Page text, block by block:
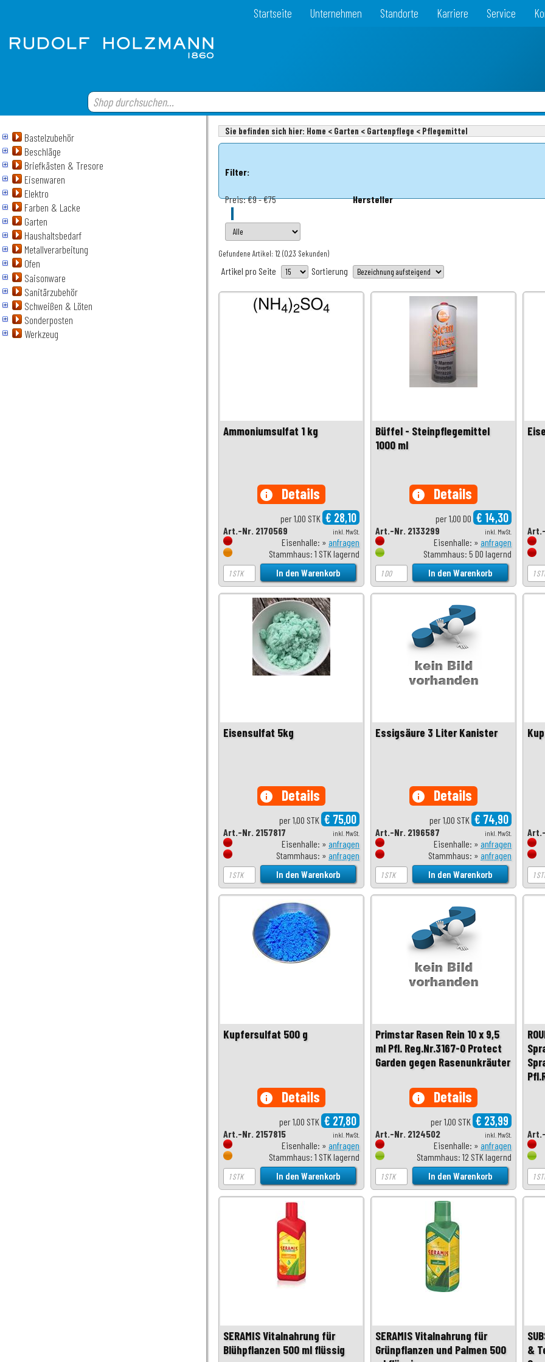
Startseite Unternehmen Standorte Karriere Service
Bastelzubehör
Beschläge
Briefkästen & Tresore
Eisenwaren
Elektro
Farben & Lacke
Garten
Haushaltsbedarf
Metallverarbeitung
Ofen
Saisonware
Sanitärzubehör
Schweißen & Löten
Sonderposten
Werkzeug
Sie befinden sich hier: Home < Garten < Gartenpflege < Pflegemittel
Filter:
Preis:€9 - €75 Hersteller
Gefundene Artikel: 12(0,23 Sekunden)
Artikel pro Seite Sortierung
Ammoniumsulfat 1 kg
info Details
per 1,00 STK € 28,10
inkl. MwSt.
Art.-Nr. 2170569
Eisenhalle: » anfragen
Stammhaus: 1 STK lagernd
Büffel - Steinpflegemittel
1000 ml
info Details
per 1,00 DO € 14,30
inkl. MwSt.
Art.-Nr. 2133299
Eisenhalle: » anfragen
Stammhaus: 5 DO lagernd
Eisensulfat 5kg
info Details
per 1,00 STK € 75,00
inkl. MwSt.
Art.-Nr. 2157817
Eisenhalle: » anfragen
Stammhaus: » anfragen
Essigsäure 3 Liter Kanister
info Details
per 1,00 STK € 74,90
inkl. MwSt.
Art.-Nr. 2196587
Eisenhalle: » anfragen
Stammhaus: » anfragen
Kupfersulfat 500 g
info Details
per 1,00 STK € 27,80
inkl. MwSt.
Art.-Nr. 2157815
Eisenhalle: » anfragen
Stammhaus: 1 STK lagernd
Primstar Rasen Rein 10 x 9,5
ml Pfl. Reg.Nr.3167-0 Protect
Garden gegen Rasenunkräuter
info Details
per 1,00 STK € 23,99
inkl. MwSt.
Art.-Nr. 2124502
Eisenhalle: » anfragen
Stammhaus: 12 STK lagernd
SERAMIS Vitalnahrung für
Blühpflanzen 500 ml flüssig
SERAMIS Vitalnahrung für
Grünpflanzen und Palmen 500
&